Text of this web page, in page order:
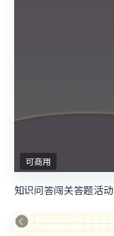
可商用
知识问答闯关答题活动